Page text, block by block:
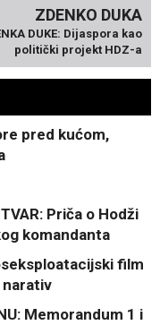
ZDENKO DUKA
DUKE: Dijaspora kao
politički projekt HDZ-a
pred kućom,
Priča o Hodži
komandanta
film
narativ
Memorandum 1 i